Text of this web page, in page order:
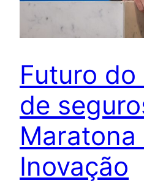
Futuro
de
Maratona
Inovação